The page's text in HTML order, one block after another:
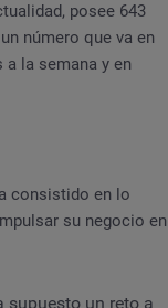
posee 643
número que va en
la semana y en
consistido en lo
su negocio en
un reto a